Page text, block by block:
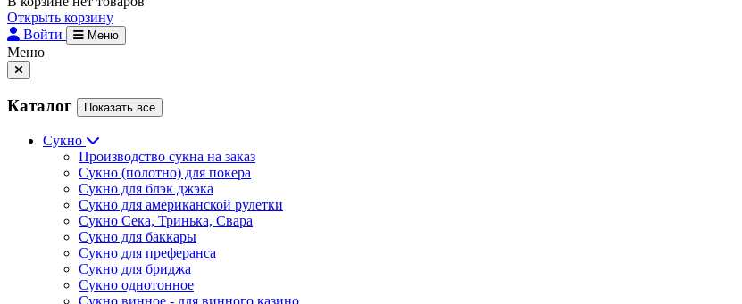
Открыть корзину
Войти
Меню
Меню
Каталог Показать все
Сукно
Производство сукна на заказ
Сукно (полотно) для покера
Сукно для блэк джэка
Сукно для американской рулетки
Сукно Сека, Тринька, Свара
Сукно для баккары
Сукно для преферанса
Сукно для бриджа
Сукно однотонное